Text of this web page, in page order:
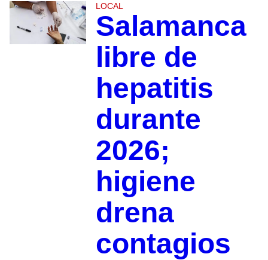
LOCAL
Salamanca
libre de
hepatitis
durante
2026;
higiene
drena
contagios